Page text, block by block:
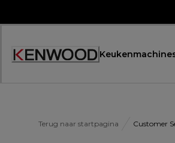
Terug naar startpagina Customer